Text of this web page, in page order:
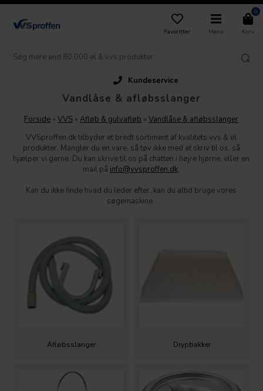
Favoritter Menu
0
Kurv
Kundeservice
Vandlåse & afløbsslanger
Forside »VVS »Afløb & gulvafløb »Vandlåse & afløbsslanger
VVSproffen.dk tilbyder et bredt sortiment af kvalitets vvs & el
produkter. Mangler du en vare, så tøv ikke med at skriv til os, så
hjælper vi gerne. Du kan skrive til os på chatten i højre hjørne, eller en
mail på info@vvsproffen.dk.
Kan du ikke finde hvad du leder efter, kan du altid bruge vores
søgemaskine.
Afløbsslanger Drypbakker